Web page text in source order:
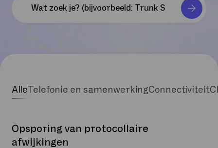
AlleTelefonie en samenwerkingConnectiviteit
Opsporing van protocollaire
afwijkingen